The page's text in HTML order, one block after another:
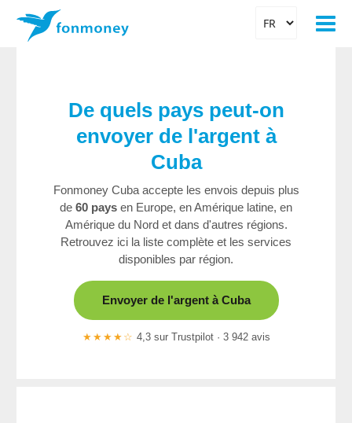
De quels pays peut-on
envoyer de l'argent à
Cuba
Fonmoney Cuba accepte les envois depuis plus
de 60 pays en Europe, en Amérique latine, en
Amérique du Nord et dans d'autres régions.
Retrouvez ici la liste complète et les services
disponibles par région.
Envoyer de l'argent à Cuba
★★★★☆ 4,3 sur Trustpilot · 3 942 avis